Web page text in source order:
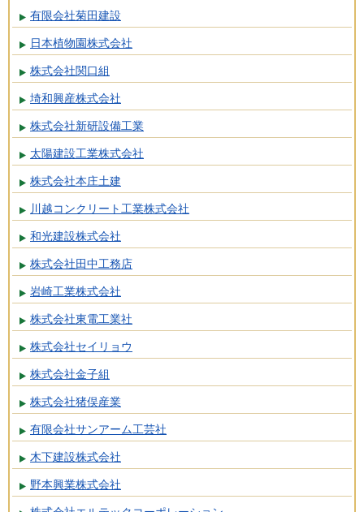
有限会社菊田建設
日本植物園株式会社
株式会社関口組
埼和興産株式会社
株式会社新研設備工業
太陽建設工業株式会社
株式会社本庄土建
川越コンクリート工業株式会社
和光建設株式会社
株式会社田中工務店
岩崎工業株式会社
株式会社東電工業社
株式会社セイリョウ
株式会社金子組
株式会社猪俣産業
有限会社サンアーム工芸社
木下建設株式会社
野本興業株式会社